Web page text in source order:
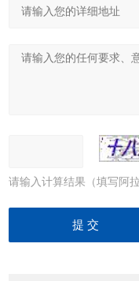
请输入计算结果（填写阿